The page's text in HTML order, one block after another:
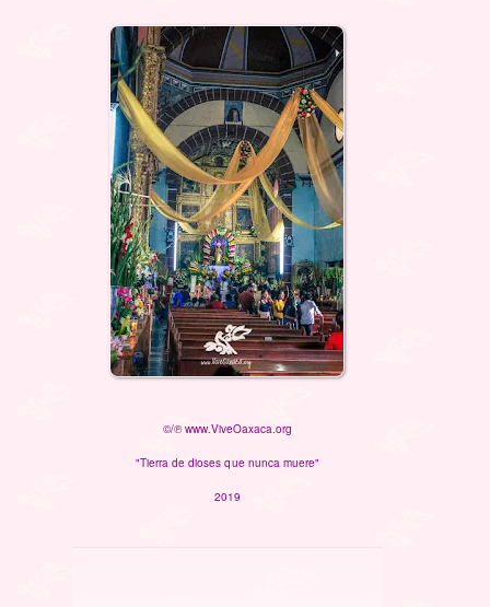
©/℗ www.ViveOaxaca.org
"Tierra de dioses que nunca muere"
2019